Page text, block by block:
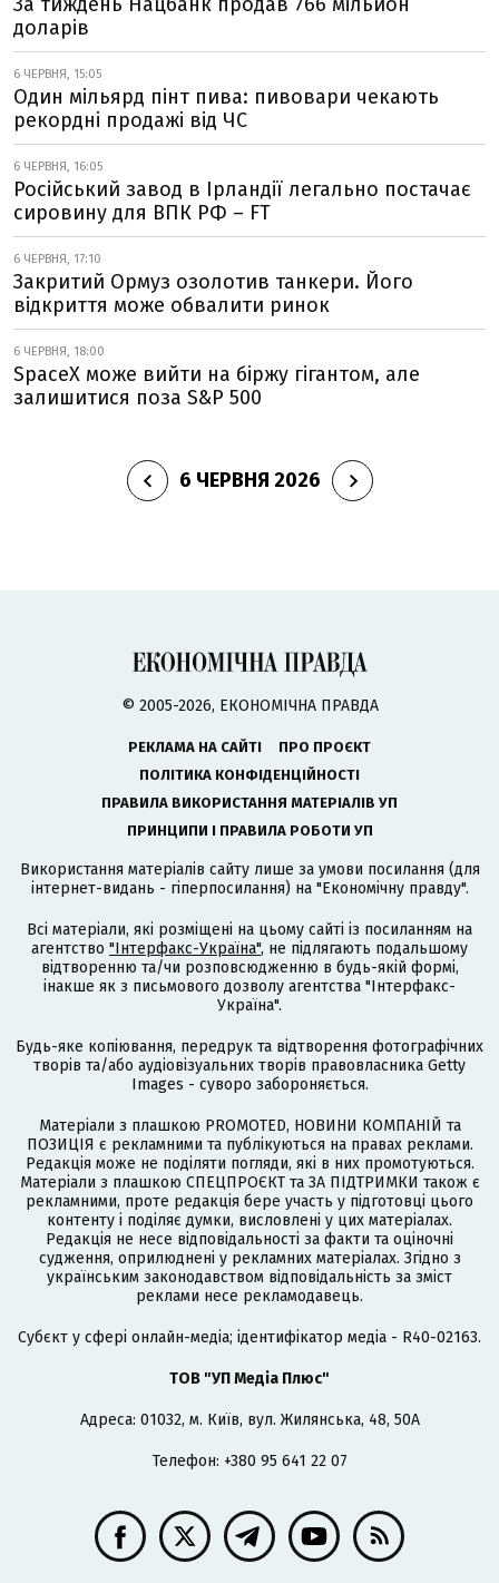
доларів
6 ЧЕРВНЯ, 15:05
Один мільярд пінт пива: пивовари чекають
рекордні продажі від ЧС
6 ЧЕРВНЯ, 16:05
Російський завод в Ірландії легально постачає
сировину для ВПК РФ – FT
6 ЧЕРВНЯ, 17:10
Закритий Ормуз озолотив танкери. Його
відкриття може обвалити ринок
6 ЧЕРВНЯ, 18:00
SpaceX може вийти на біржу гігантом, але
залишитися поза S&P 500
6 ЧЕРВНЯ 2026
© 2005-2026, ЕКОНОМІЧНА ПРАВДА
РЕКЛАМА НА САЙТІ
ПРО ПРОЄКТ
ПОЛІТИКА КОНФІДЕНЦІЙНОСТІ
ПРАВИЛА ВИКОРИСТАННЯ МАТЕРІАЛІВ УП
ПРИНЦИПИ І ПРАВИЛА РОБОТИ УП
Використання матеріалів сайту лише за умови посилання (для
інтернет-видань - гіперпосилання) на "Економічну правду".
Всі матеріали, які розміщені на цьому сайті із посиланням на
агентство "Інтерфакс-Україна", не підлягають подальшому
відтворенню та/чи розповсюдженню в будь-якій формі,
інакше як з письмового дозволу агентства "Інтерфакс-
Україна".
Будь-яке копіювання, передрук та відтворення фотографічних
творів та/або аудіовізуальних творів правовласника Getty
Images - суворо забороняється.
Матеріали з плашкою PROMOTED, НОВИНИ КОМПАНІЙ та
ПОЗИЦІЯ є рекламними та публікуються на правах реклами.
Редакція може не поділяти погляди, які в них промотуються.
Матеріали з плашкою СПЕЦПРОЄКТ та ЗА ПІДТРИМКИ також є
рекламними, проте редакція бере участь у підготовці цього
контенту і поділяє думки, висловлені у цих матеріалах.
Редакція не несе відповідальності за факти та оціночні
судження, оприлюднені у рекламних матеріалах. Згідно з
українським законодавством відповідальність за зміст
реклами несе рекламодавець.
Cубєкт у сфері онлайн-медіа; ідентифікатор медіа - R40-02163.
ТОВ "УП Медіа Плюс"
Адреса: 01032, м. Київ, вул. Жилянська, 48, 50А
Телефон: +380 95 641 22 07